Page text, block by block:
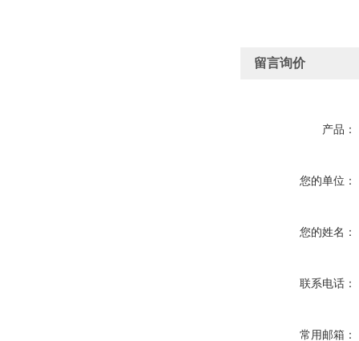
留言询价
产品：
您的单位：
您的姓名：
联系电话：
常用邮箱：